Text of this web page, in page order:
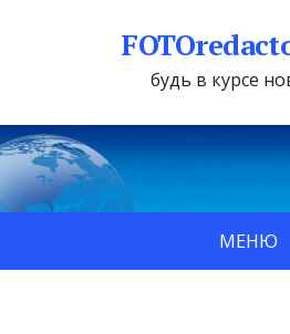
будь в курсе
МЕНЮ